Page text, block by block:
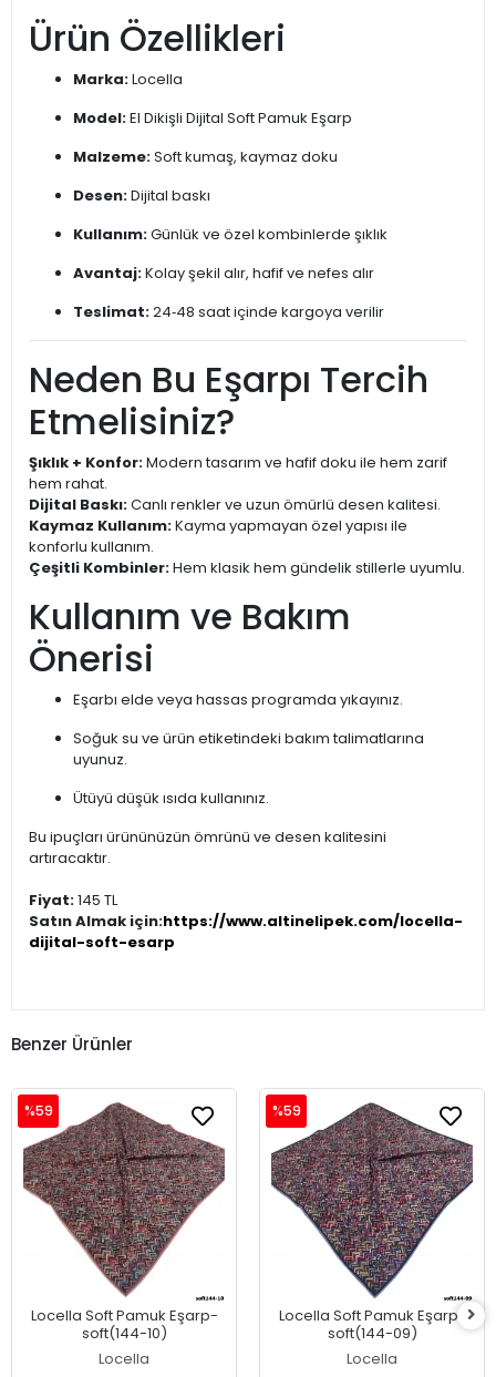
Ürün Özellikleri
Marka:Locella
Model:El Dikişli Dijital Soft Pamuk Eşarp
Malzeme:Soft kumaş, kaymaz doku
Desen:Dijital baskı
Kullanım:Günlük ve özel kombinlerde şıklık
Avantaj:Kolay şekil alır, hafif ve nefes alır
Teslimat:24‑48 saat içinde kargoya verilir
Neden Bu Eşarpı Tercih
Etmelisiniz?
Şıklık + Konfor:Modern tasarım ve hafif doku ile hem zarif
hem rahat.
Dijital Baskı:Canlı renkler ve uzun ömürlü desen kalitesi.
Kaymaz Kullanım:Kayma yapmayan özel yapısı ile
konforlu kullanım.
Çeşitli Kombinler:Hem klasik hem gündelik stillerle uyumlu.
Kullanım ve Bakım
Önerisi
Eşarbı elde veya hassas programda yıkayınız.
Soğuk su ve ürün etiketindeki bakım talimatlarına
uyunuz.
Ütüyü düşük ısıda kullanınız.
Bu ipuçları ürününüzün ömrünü ve desen kalitesini
artıracaktır.
Fiyat:145 TL
Satın Almak için:https://www.altinelipek.com/locella-
dijital-soft-esarp
Benzer Ürünler
Locella Soft Pamuk Eşarp-
soft(144-10)
Locella
%59
Locella Soft Pamuk Eşarp-
soft(144-09)
Locella
%59